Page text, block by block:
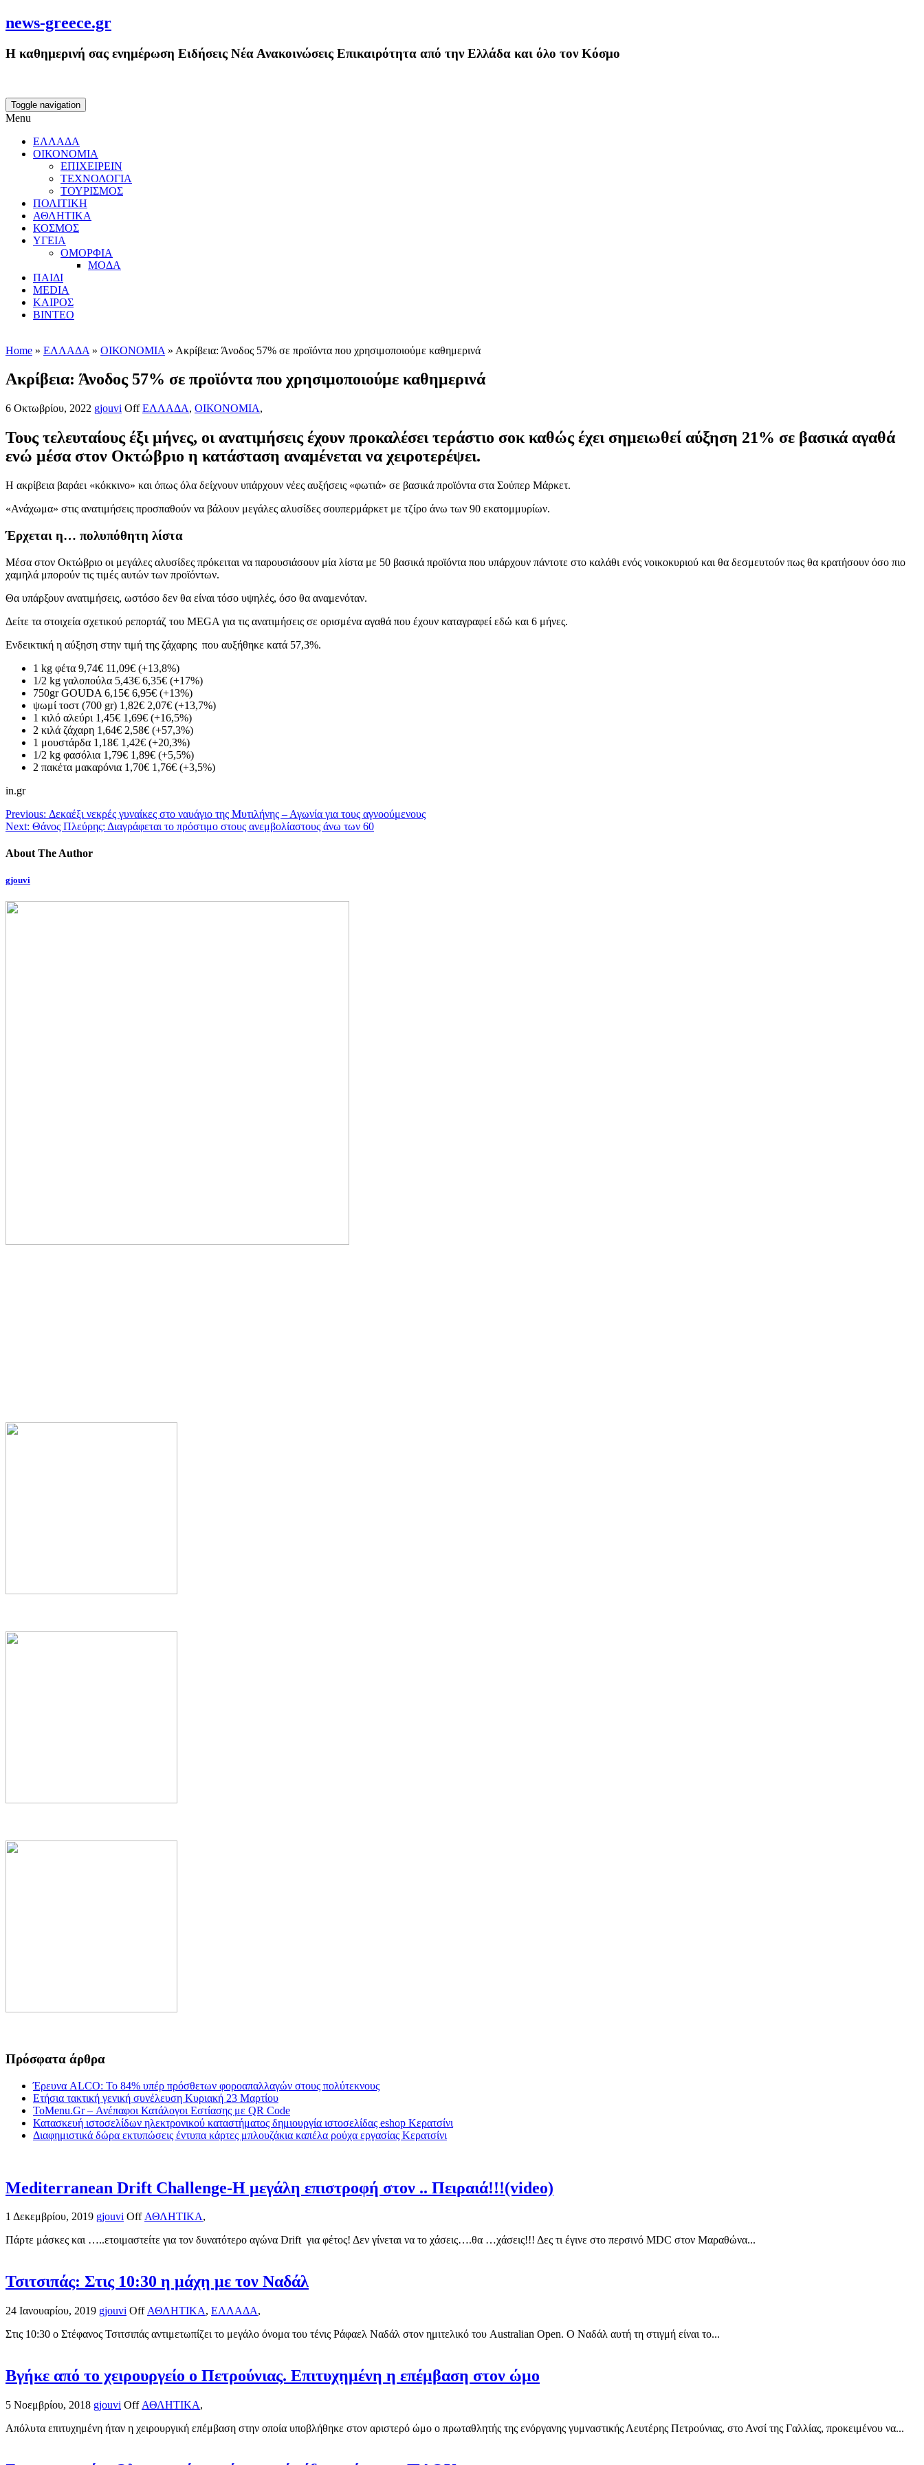
news-greece.gr
Η καθημερινή σας ενημέρωση Ειδήσεις Νέα Ανακοινώσεις Επικαιρότητα από την Ελλάδα και όλο τον Κόσμο
Toggle navigation
Menu
ΕΛΛΑΔΑ
ΟΙΚΟΝΟΜΙΑ
ΕΠΙΧΕΙΡΕΙΝ
ΤΕΧΝΟΛΟΓΙΑ
ΤΟΥΡΙΣΜΟΣ
ΠΟΛΙΤΙΚΗ
ΑΘΛΗΤΙΚΑ
ΚΟΣΜΟΣ
ΥΓΕΙΑ
ΟΜΟΡΦΙΑ
ΜΟΔΑ
ΠΑΙΔΙ
MEDIA
ΚΑΙΡΟΣ
ΒΙΝΤΕΟ
Home » ΕΛΛΑΔΑ » ΟΙΚΟΝΟΜΙΑ » Ακρίβεια: Άνοδος 57% σε προϊόντα που χρησιμοποιούμε καθημερινά
Ακρίβεια: Άνοδος 57% σε προϊόντα που χρησιμοποιούμε καθημερινά
6 Οκτωβρίου, 2022 gjouvi Off ΕΛΛΑΔΑ, ΟΙΚΟΝΟΜΙΑ,
Τους τελευταίους έξι μήνες, οι ανατιμήσεις έχουν προκαλέσει τεράστιο σοκ καθώς έχει σημειωθεί αύξηση 21% σε βασικά αγαθά
ενώ μέσα στον Οκτώβριο η κατάσταση αναμένεται να χειροτερέψει.
Η ακρίβεια βαράει «κόκκινο» και όπως όλα δείχνουν υπάρχουν νέες αυξήσεις «φωτιά» σε βασικά προϊόντα στα Σούπερ Μάρκετ.
«Ανάχωμα» στις ανατιμήσεις προσπαθούν να βάλουν μεγάλες αλυσίδες σουπερμάρκετ με τζίρο άνω των 90 εκατομμυρίων.
Έρχεται η… πολυπόθητη λίστα
Μέσα στον Οκτώβριο οι μεγάλες αλυσίδες πρόκειται να παρουσιάσουν μία λίστα με 50 βασικά προϊόντα που υπάρχουν πάντοτε στο καλάθι ενός νοικοκυριού και θα δεσμευτούν πως θα κρατήσουν όσο πιο
χαμηλά μπορούν τις τιμές αυτών των προϊόντων.
Θα υπάρξουν ανατιμήσεις, ωστόσο δεν θα είναι τόσο υψηλές, όσο θα αναμενόταν.
Δείτε τα στοιχεία σχετικού ρεπορτάζ του MEGA για τις ανατιμήσεις σε ορισμένα αγαθά που έχουν καταγραφεί εδώ και 6 μήνες.
Ενδεικτική η αύξηση στην τιμή της ζάχαρης που αυξήθηκε κατά 57,3%.
1 kg φέτα 9,74€ 11,09€ (+13,8%)
1/2 kg γαλοπούλα 5,43€ 6,35€ (+17%)
750gr GOUDA 6,15€ 6,95€ (+13%)
ψωμί τοστ (700 gr) 1,82€ 2,07€ (+13,7%)
1 κιλό αλεύρι 1,45€ 1,69€ (+16,5%)
2 κιλά ζάχαρη 1,64€ 2,58€ (+57,3%)
1 μουστάρδα 1,18€ 1,42€ (+20,3%)
1/2 kg φασόλια 1,79€ 1,89€ (+5,5%)
2 πακέτα μακαρόνια 1,70€ 1,76€ (+3,5%)
in.gr
Previous: Δεκαέξι νεκρές γυναίκες στο ναυάγιο της Μυτιλήνης – Αγωνία για τους αγνοούμενους
Next: Θάνος Πλεύρης: Διαγράφεται το πρόστιμο στους ανεμβολίαστους άνω των 60
About The Author
gjouvi
Πρόσφατα άρθρα
Έρευνα ALCO: Το 84% υπέρ πρόσθετων φοροαπαλλαγών στους πολύτεκνους
Ετήσια τακτική γενική συνέλευση Κυριακή 23 Μαρτίου
ToMenu.Gr – Ανέπαφοι Κατάλογοι Εστίασης με QR Code
Κατασκευή ιστοσελίδων ηλεκτρονικού καταστήματος δημιουργία ιστοσελίδας eshop Κερατσίνι
Διαφημιστικά δώρα εκτυπώσεις έντυπα κάρτες μπλουζάκια καπέλα ρούχα εργασίας Κερατσίνι
Mediterranean Drift Challenge-Η μεγάλη επιστροφή στον .. Πειραιά!!!(video)
1 Δεκεμβρίου, 2019 gjouvi Off ΑΘΛΗΤΙΚΑ,
Πάρτε μάσκες και …..ετοιμαστείτε για τον δυνατότερο αγώνα Drift για φέτος! Δεν γίνεται να το χάσεις….θα …χάσεις!!! Δες τι έγινε στο περσινό MDC στον Μαραθώνα...
Τσιτσιπάς: Στις 10:30 η μάχη με τον Ναδάλ
24 Ιανουαρίου, 2019 gjouvi Off ΑΘΛΗΤΙΚΑ, ΕΛΛΑΔΑ,
Στις 10:30 ο Στέφανος Τσιτσιπάς αντιμετωπίζει το μεγάλο όνομα του τένις Ράφαελ Ναδάλ στον ημιτελικό του Australian Open. Ο Ναδάλ αυτή τη στιγμή είναι το...
Βγήκε από το χειρουργείο ο Πετρούνιας. Επιτυχημένη η επέμβαση στον ώμο
5 Νοεμβρίου, 2018 gjouvi Off ΑΘΛΗΤΙΚΑ,
Απόλυτα επιτυχημένη ήταν η χειρουργική επέμβαση στην οποία υποβλήθηκε στον αριστερό ώμο ο πρωταθλητής της ενόργανης γυμναστικής Λευτέρης Πετρούνιας, στο Ανσί της Γαλλίας, προκειμένου να...